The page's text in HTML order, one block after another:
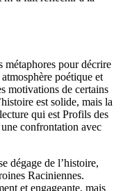
métaphores pour décrire
poétique et
motivations de certains
est solide, mais la
qui est Profils des
confrontation avec
dégage de l’histoire,
Raciniennes.
et engageante, mais